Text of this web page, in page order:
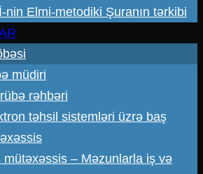
nin Elmi-metodiki Şuranın tərkibi
müdiri
rəhbəri
təhsil sistemləri üzrə baş
mütəxəssis – Məzunlarla iş və